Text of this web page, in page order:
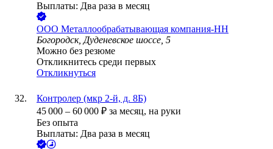
Выплаты: Два раза в месяц
ООО Металлообрабатывающая компания-НН
Богородск, Дуденевское шоссе, 5
Можно без резюме
Откликнитесь среди первых
Откликнуться
Контролер (мкр 2-й, д. 8Б)
45 000 – 60 000 ₽ за месяц, на руки
Без опыта
Выплаты: Два раза в месяц